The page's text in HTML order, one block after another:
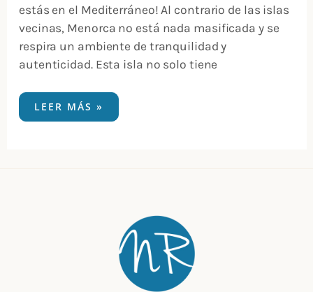
estás en el Mediterráneo! Al contrario de las islas
vecinas, Menorca no está nada masificada y se
respira un ambiente de tranquilidad y
autenticidad. Esta isla no solo tiene
LEER MÁS »